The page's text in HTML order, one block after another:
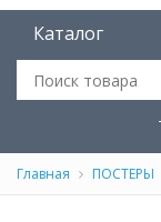
Каталог
Главная ПОСТЕРЫ